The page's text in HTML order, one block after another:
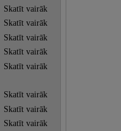
Skatīt vairāk
Skatīt vairāk
Skatīt vairāk
Skatīt vairāk
Skatīt vairāk
Skatīt vairāk
Skatīt vairāk
Skatīt vairāk